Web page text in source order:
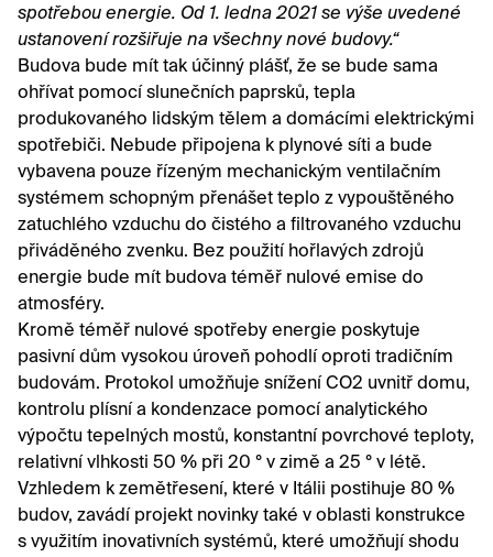
spotřebou energie. Od 1. ledna 2021 se výše uvedené
ustanovení rozšiřuje na všechny nové budovy.“
Budova bude mít tak účinný plášť, že se bude sama
ohřívat pomocí slunečních paprsků, tepla
produkovaného lidským tělem a domácími elektrickými
spotřebiči. Nebude připojena k plynové síti a bude
vybavena pouze řízeným mechanickým ventilačním
systémem schopným přenášet teplo z vypouštěného
zatuchlého vzduchu do čistého a filtrovaného vzduchu
přiváděného zvenku. Bez použití hořlavých zdrojů
energie bude mít budova téměř nulové emise do
atmosféry.
Kromě téměř nulové spotřeby energie poskytuje
pasivní dům vysokou úroveň pohodlí oproti tradičním
budovám. Protokol umožňuje snížení CO2 uvnitř domu,
kontrolu plísní a kondenzace pomocí analytického
výpočtu tepelných mostů, konstantní povrchové teploty,
relativní vlhkosti 50 % při 20 ° v zimě a 25 ° v létě.
Vzhledem k zemětřesení, které v Itálii postihuje 80 %
budov, zavádí projekt novinky také v oblasti konstrukce
s využitím inovativních systémů, které umožňují shodu